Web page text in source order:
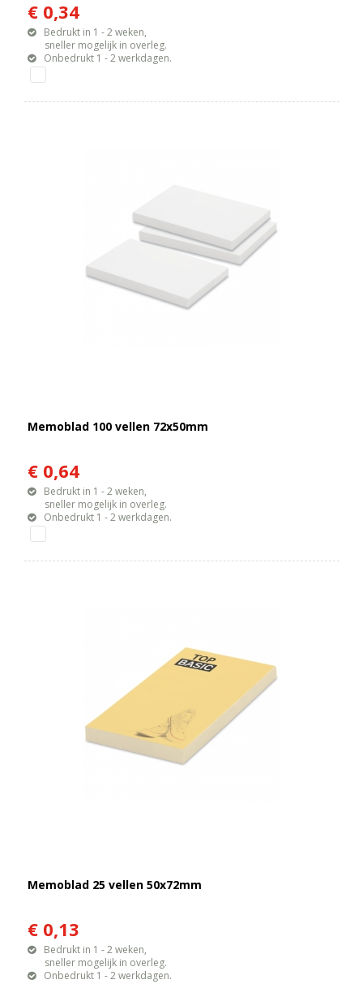
€ 0,34
Bedrukt in 1 - 2 weken,
sneller mogelijk in overleg.
Onbedrukt 1 - 2 werkdagen.
Memoblad 100 vellen 72x50mm
€ 0,64
Bedrukt in 1 - 2 weken,
sneller mogelijk in overleg.
Onbedrukt 1 - 2 werkdagen.
Memoblad 25 vellen 50x72mm
€ 0,13
Bedrukt in 1 - 2 weken,
sneller mogelijk in overleg.
Onbedrukt 1 - 2 werkdagen.